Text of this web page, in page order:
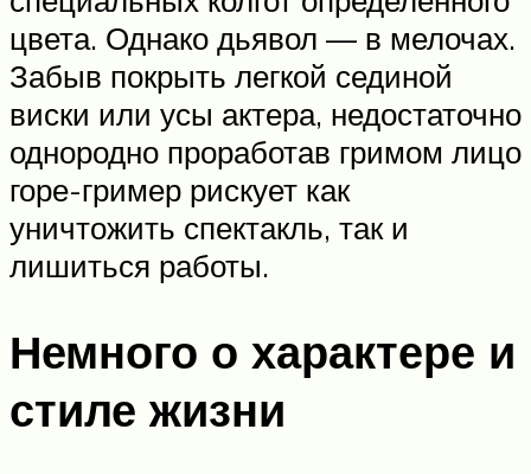
цвета. Однако дьявол — в мелочах.
Забыв покрыть легкой сединой
виски или усы актера, недостаточно
однородно проработав гримом лицо
горе-гример рискует как
уничтожить спектакль, так и
лишиться работы.
Немного о характере и
стиле жизни